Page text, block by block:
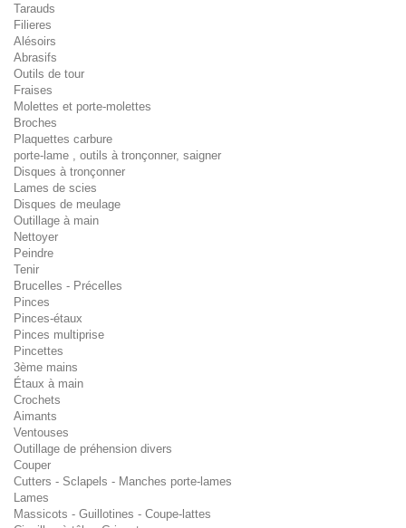
Tarauds
Filieres
Alésoirs
Abrasifs
Outils de tour
Fraises
Molettes et porte-molettes
Broches
Plaquettes carbure
porte-lame , outils à tronçonner, saigner
Disques à tronçonner
Lames de scies
Disques de meulage
Outillage à main
Nettoyer
Peindre
Tenir
Brucelles - Précelles
Pinces
Pinces-étaux
Pinces multiprise
Pincettes
3ème mains
Étaux à main
Crochets
Aimants
Ventouses
Outillage de préhension divers
Couper
Cutters - Sclapels - Manches porte-lames
Lames
Massicots - Guillotines - Coupe-lattes